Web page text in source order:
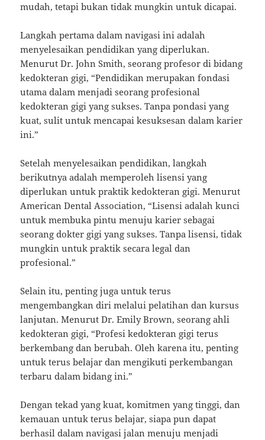
mudah, tetapi bukan tidak mungkin untuk dicapai.
Langkah pertama dalam navigasi ini adalah
menyelesaikan pendidikan yang diperlukan.
Menurut Dr. John Smith, seorang profesor di bidang
kedokteran gigi, “Pendidikan merupakan fondasi
utama dalam menjadi seorang profesional
kedokteran gigi yang sukses. Tanpa pondasi yang
kuat, sulit untuk mencapai kesuksesan dalam karier
ini.”
Setelah menyelesaikan pendidikan, langkah
berikutnya adalah memperoleh lisensi yang
diperlukan untuk praktik kedokteran gigi. Menurut
American Dental Association, “Lisensi adalah kunci
untuk membuka pintu menuju karier sebagai
seorang dokter gigi yang sukses. Tanpa lisensi, tidak
mungkin untuk praktik secara legal dan
profesional.”
Selain itu, penting juga untuk terus
mengembangkan diri melalui pelatihan dan kursus
lanjutan. Menurut Dr. Emily Brown, seorang ahli
kedokteran gigi, “Profesi kedokteran gigi terus
berkembang dan berubah. Oleh karena itu, penting
untuk terus belajar dan mengikuti perkembangan
terbaru dalam bidang ini.”
Dengan tekad yang kuat, komitmen yang tinggi, dan
kemauan untuk terus belajar, siapa pun dapat
berhasil dalam navigasi jalan menuju menjadi